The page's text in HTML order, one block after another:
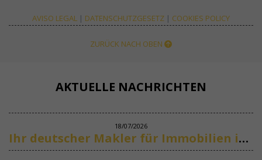
AVISO LEGAL | DATENSCHUTZGESETZ | COOKIES POLICY
ZURÜCK NACH OBEN
AKTUELLE NACHRICHTEN
18/07/2026
Ihr deutscher Makler für Immobilien in Marbella